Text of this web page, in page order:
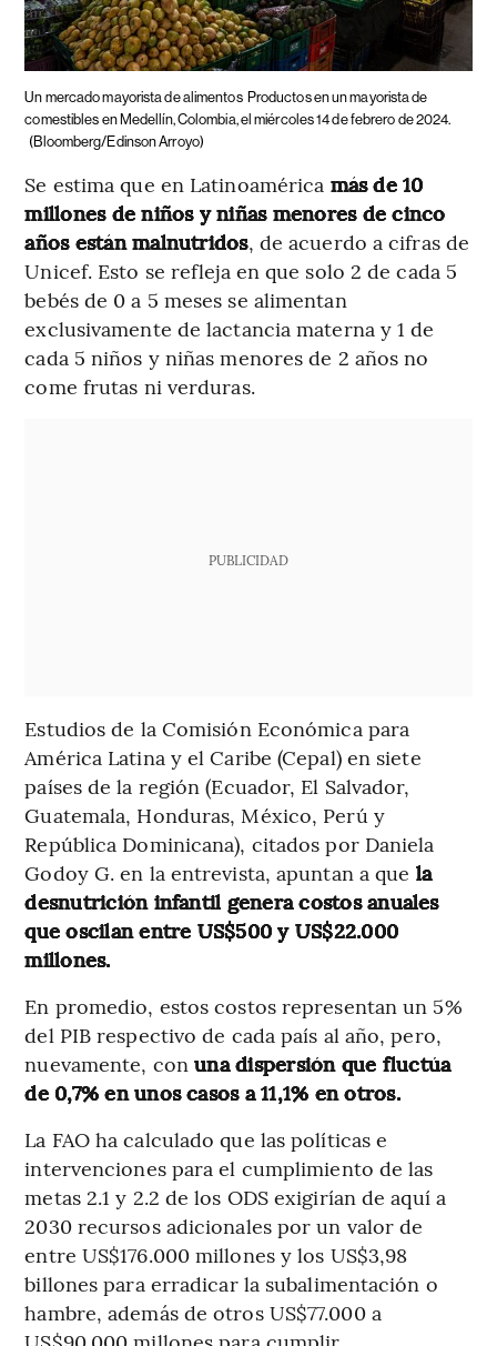
Un mercado mayorista de alimentos Productos en un mayorista de
comestibles en Medellín, Colombia, el miércoles 14 de febrero de 2024.
(Bloomberg/Edinson Arroyo)
Se estima que en Latinoamérica más de 10
millones de niños y niñas menores de cinco
años están malnutridos, de acuerdo a cifras de
Unicef. Esto se refleja en que solo 2 de cada 5
bebés de 0 a 5 meses se alimentan
exclusivamente de lactancia materna y 1 de
cada 5 niños y niñas menores de 2 años no
come frutas ni verduras.
PUBLICIDAD
Estudios de la Comisión Económica para
América Latina y el Caribe (Cepal) en siete
países de la región (Ecuador, El Salvador,
Guatemala, Honduras, México, Perú y
República Dominicana), citados por Daniela
Godoy G. en la entrevista, apuntan a que la
desnutrición infantil genera costos anuales
que oscilan entre US$500 y US$22.000
millones.
En promedio, estos costos representan un 5%
del PIB respectivo de cada país al año, pero,
nuevamente, conuna dispersión que fluctúa
de 0,7% en unos casos a 11,1% en otros.
La FAO ha calculado que las políticas e
intervenciones para el cumplimiento de las
metas 2.1 y 2.2 de los ODS exigirían de aquí a
2030 recursos adicionales por un valor de
entre US$176.000 millones y los US$3,98
billones para erradicar la subalimentación o
hambre, además de otros US$77.000 a